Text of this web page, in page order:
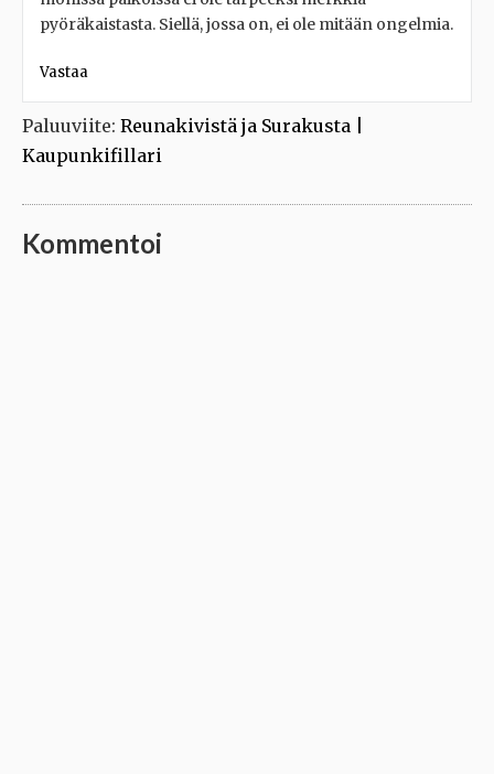
pyöräkaistasta. Siellä, jossa on, ei ole mitään ongelmia.
Vastaa
Paluuviite: Reunakivistä ja Surakusta |
Kaupunkifillari
Kommentoi